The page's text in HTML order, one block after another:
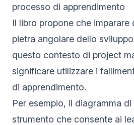
processo di apprendimento
Il libro propone che imparare
pietra angolare dello
questo contesto di project
significare utilizzare i
di apprendimento.
Per esempio, il diagramma
strumento che consente ai